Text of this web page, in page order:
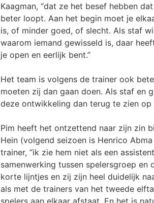
Kaagman, “dat ze het besef hebben
beter loopt. Aan het begin moet je
is, of minder goed, of slecht. Als staf
waarom iemand gewisseld is, daar
je open en eerlijk bent.”
Het team is volgens de trainer ook
moeten zij dan gaan doen. Als staf en
deze ontwikkeling dan terug te zien op
Pim heeft het ontzettend naar zijn zin
Hein (volgend seizoen is Henrico
trainer, “ik zie hem niet als een
samenwerking tussen spelersgroep en
korte lijntjes en zij zijn heel duidelijk
als met de trainers van het tweede
spelers aan elkaar afstaat. En het is